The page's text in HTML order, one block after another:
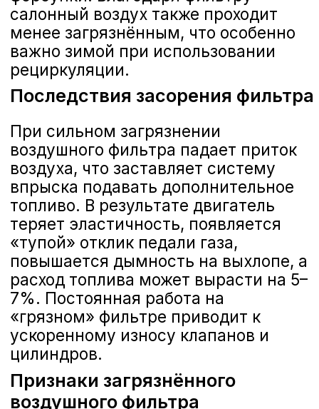
трудный холодный запуск и
нестабильные обороты
холостого хода;
потеря динамики при разгоне,
«затыки» на низких оборотах;
чёрные копоти на свече
зажигания и в выхлопе;
запах гари при интенсивной
Если хотя бы один из симптомов
проявляется, стоит записаться на
замену воздушного фильтра Nissan в
нашем официальном сервисе в
Воронеже.
Интервалы
обслуживания и
регламент замены
Для сохранения гарантии и
оптимальной работы двигателя
важно следовать рекомендациям
завода-изготовителя.
Рекомендации завода-изготовителя
Nissan рекомендует менять
воздушный фильтр каждые 15 000–20
000 км пробега или 12 месяцев
эксплуатации. Для некоторых